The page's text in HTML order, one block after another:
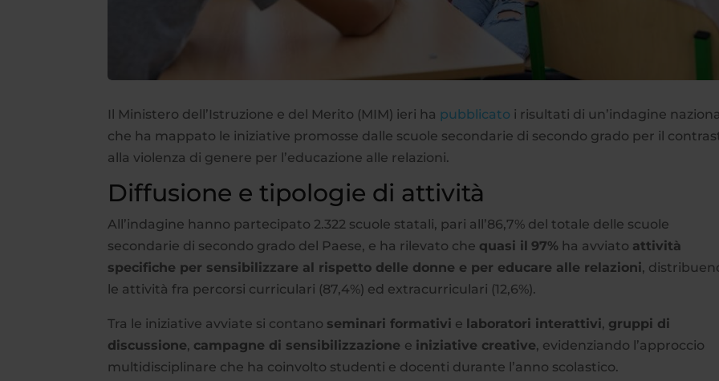
Il Ministero dell’Istruzione e del Merito (MIM) ieri ha pubblicato i risultati di un’indagine
che ha mappato le iniziative promosse dalle scuole secondarie di secondo grado per il
alla violenza di genere per l’educazione alle relazioni.
Diffusione e tipologie di attività
All’indagine hanno partecipato 2.322 scuole statali, pari all’86,7% del totale delle scuole
secondarie di secondo grado del Paese, e ha rilevato che quasi il 97% ha avviato attività
specifiche per sensibilizzare al rispetto delle donne e per educare alle relazioni,
le attività fra percorsi curriculari (87,4%) ed extracurriculari (12,6%).
Tra le iniziative avviate si contano seminari formativi e laboratori interattivi, gruppi di
discussione, campagne di sensibilizzazione e iniziative creative, evidenziando l’approccio
multidisciplinare che ha coinvolto studenti e docenti durante l’anno scolastico.